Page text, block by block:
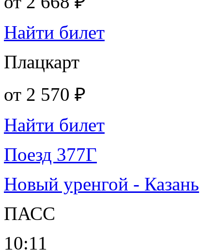
Найти билет
Плацкарт
от 2 570 ₽
Найти билет
Поезд 377Г
Новый уренгой - Казань
ПАСС
10:11